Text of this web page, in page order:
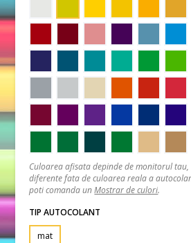
Culoarea afisata depinde de monitorul
diferente fata de culoarea reala a
poti comanda unMostrar de culori.
TIP AUTOCOLANT
mat